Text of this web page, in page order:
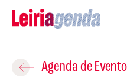
Agenda
Agenda de
Adicionar ao